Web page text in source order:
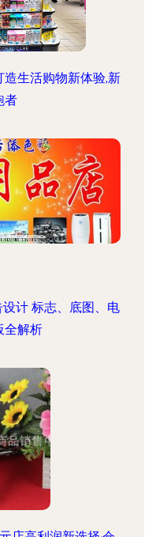
生活购物新体验,新
者
计 标志、底图、电
全解析